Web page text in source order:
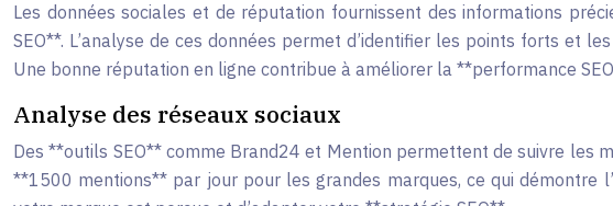
Les données sociales et de réputation fournissent des informations
SEO**. L’analyse de ces données permet d’identifier les points forts et
Une bonne réputation en ligne contribue à améliorer la **performance
Analyse des réseaux sociaux
Des **outils SEO** comme Brand24 et Mention permettent de suivre les
**1500 mentions** par jour pour les grandes marques, ce qui démontre